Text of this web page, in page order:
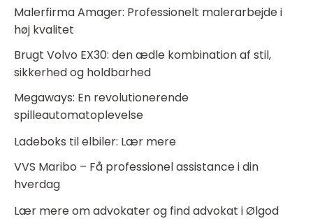
Malerfirma Amager: Professionelt malerarbejde i
høj kvalitet
Brugt Volvo EX30: den ædle kombination af stil,
sikkerhed og holdbarhed
Megaways: En revolutionerende
spilleautomatoplevelse
Ladeboks til elbiler: Lær mere
VVS Maribo – Få professionel assistance i din
hverdag
Lær mere om advokater og find advokat i Ølgod